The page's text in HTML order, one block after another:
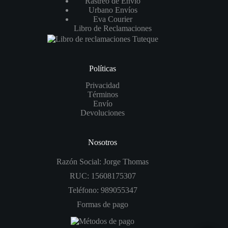
Urbano Envíos
Eva Courier
Libro de Reclamaciones
Políticas
Privacidad
Términos
Envío
Devoluciones
Nosotros
Razón Social: Jorge Thomas
RUC: 15608175307
Teléfono: 989055347
Formas de pago